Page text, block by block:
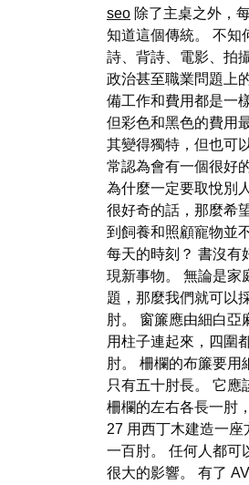
seo 除了主桌之外，
知道這個傳統。 不知
詩、背詩、電影、拍
政治甚至職業問題上
備工作和費用都是一
但彩色和黑色的費用
其變得獨特，但也可
常認為會有一個很好
為什麼一定要取悅別
很好奇的話，那麼希
到飼養和照顧寵物並
每天的時刻？ 書沒有
現新事物。 無論是家
題，那麼我們就可以
肘。 窗簾應由細白
用柱子連起來，四圍
肘。 柵欄的布簾要用
只有五十肘長。 它
柵欄的左右各長一肘
27 用西丁木建造一
一百肘。 任何人都
很大的影響。 有了